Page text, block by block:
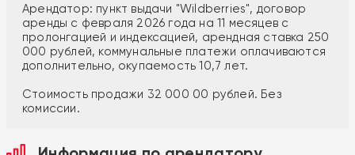
Арендатор: пункт выдачи "Wildberries", договор
аренды с февраля 2026 года на 11 месяцев с
пролонгацией и индексацией, арендная ставка 250
000 рублей, коммунальные платежи оплачиваются
дополнительно, окупаемость 10,7 лет.
Стоимость продажи 32 000 00 рублей. Без
комиссии.